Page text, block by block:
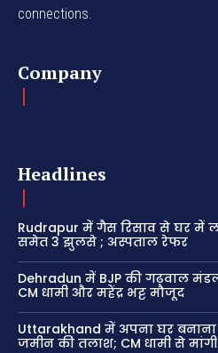
connections.
Company
Headlines
Rudrapur में गैस रिसाव से घर में
समेत 3 झुलसे ; अस्पताल रेफर
Dehradun में BJP की गढ़वाल
CM धामी और महेंद्र भट्ट मौजूद
Uttarakhand में अपना घर
जमीन की तलाश; CM धामी से